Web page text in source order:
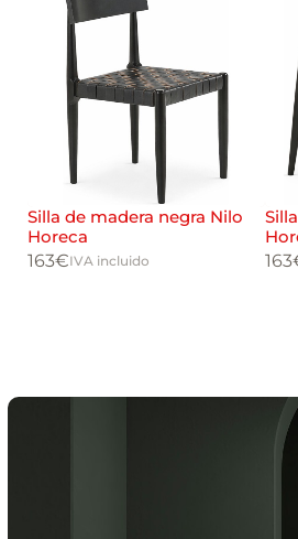
Silla de madera negra Nilo
Horeca
163€IVA incluido
163